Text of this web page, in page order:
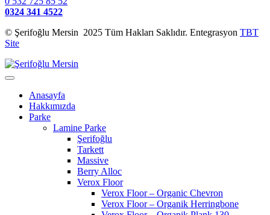
0324 341 4522
© Şerifoğlu Mersin 2025 Tüm Hakları Saklıdır. Entegrasyon TBT
Site
Anasayfa
Hakkımızda
Parke
Lamine Parke
Şerifoğlu
Tarkett
Massive
Berry Alloc
Verox Floor
Verox Floor – Organic Chevron
Verox Floor – Organik Herringbone